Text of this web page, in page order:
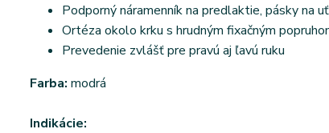
Podporný náramenník na predlaktie, pásky na
Ortéza okolo krku s hrudným fixačným
Prevedenie zvlášť pre pravú aj ľavú ruku
Farba: modrá
Indikácie: